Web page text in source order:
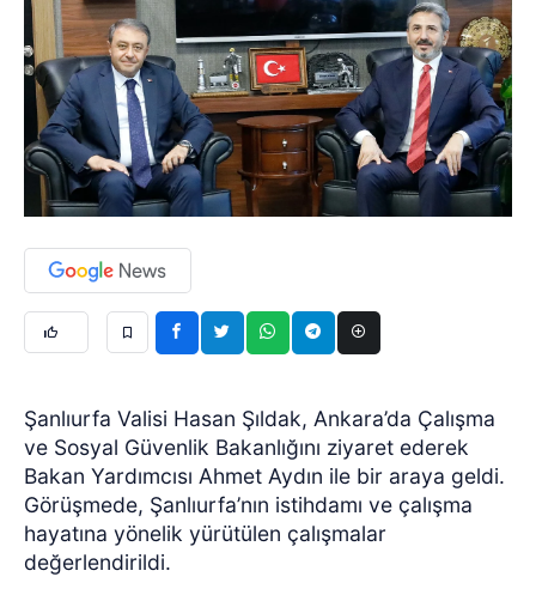
Şanlıurfa Valisi Hasan Şıldak, Ankara’da Çalışma
ve Sosyal Güvenlik Bakanlığını ziyaret ederek
Bakan Yardımcısı Ahmet Aydın ile bir araya geldi.
Görüşmede, Şanlıurfa’nın istihdamı ve çalışma
hayatına yönelik yürütülen çalışmalar
değerlendirildi.